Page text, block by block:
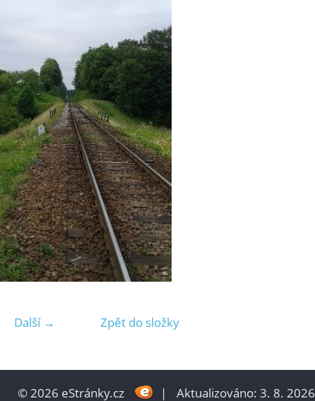
Další → Zpět do složky
© 2026 eStránky.cz | Aktualizováno: 3. 8. 2026